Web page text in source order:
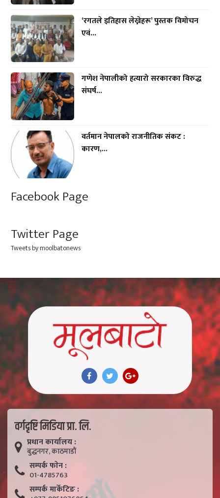
‘रगतले इतिहास लेख्नेहरू’ पुस्तक विमोचन
एवं...
गणेश नेपालीको हत्यारो सरकारका विरुद्ध
संघर्ष...
वर्तमान नेपालको राजनीतिक संकट :
कारण,...
Facebook Page
Twitter Page
Tweets by moolbatonews
वर्गदृष्टि मिडिया प्रा. लि.
प्रधान कार्यालय :
बुद्धनगर, काठमाडाैं
सम्पर्क फाेन :
01-4785763
सम्पर्क मार्केटिङ :